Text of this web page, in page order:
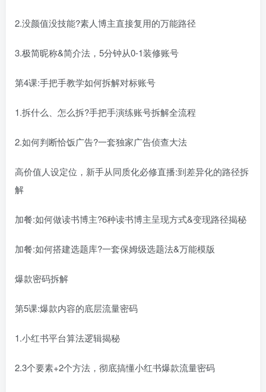
2.没颜值没技能?素人博主直接复用的万能路径
3.极简昵称&简介法，5分钟从0-1装修账号
第4课:手把手教学如何拆解对标账号
1.拆什么、怎么拆?手把手演练账号拆解全流程
2.如何判断恰饭广告?一套独家广告侦查大法
高价值人设定位，新手从同质化必修直播:到差异化的路径拆
解
加餐:如何做读书博主?6种读书博主呈现方式&变现路径揭秘
加餐:如何搭建选题库?一套保姆级选题法&万能模版
爆款密码拆解
第5课:爆款内容的底层流量密码
1.小红书平台算法逻辑揭秘
2.3个要素+2个方法，彻底搞懂小红书爆款流量密码